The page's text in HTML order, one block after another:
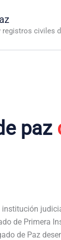
registros civiles
paz
institución
de Primera
de Paz